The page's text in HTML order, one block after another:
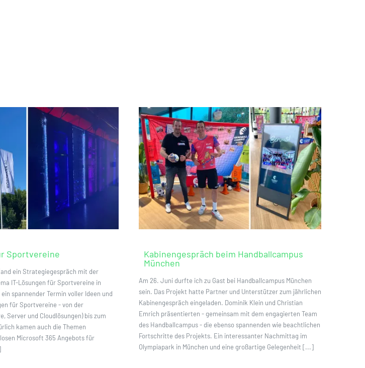
Sportvereine
ein Strategiegespräch mit der
IT-Lösungen für Sportvereine in
spannender Termin voller Ideen und
für Sportvereine - von der
Server und Cloudlösungen) bis zum
kamen auch die Themen
Microsoft 365 Angebots für
Kabinengespräch beim Handballcampus
München
Am 26. Juni durfte ich zu Gast bei Handballcampus München
sein. Das Projekt hatte Partner und Unterstützer zum jährlichen
Kabinengespräch eingeladen. Dominik Klein und Christian
Emrich präsentierten - gemeinsam mit dem engagierten Team
des Handballcampus - die ebenso spannenden wie beachtlichen
Fortschritte des Projekts. Ein interessanter Nachmittag im
Olympiapark in München und eine großartige Gelegenheit [...]